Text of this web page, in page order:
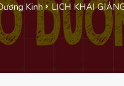
Kinh LỊCH KHAI